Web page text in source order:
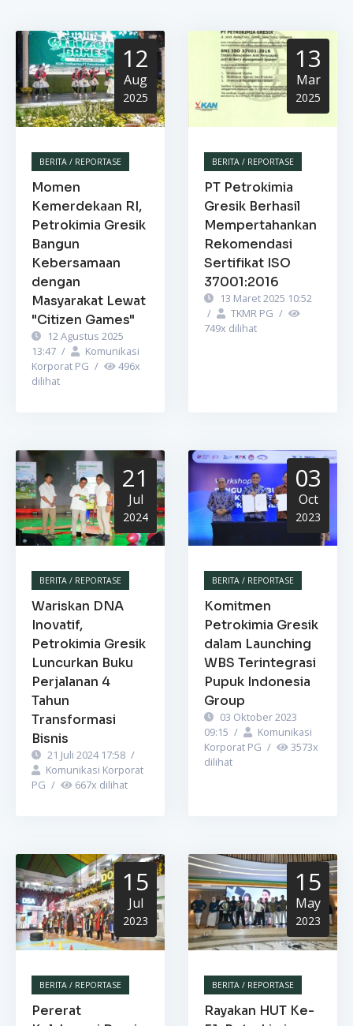
12
Aug
2025
BERITA / REPORTASE
Momen
Kemerdekaan RI,
Petrokimia Gresik
Bangun
Kebersamaan
dengan
Masyarakat Lewat
"Citizen Games"
12 Agustus 2025
13:47 /
Komunikasi
Korporat PG / 496x
dilihat
13
Mar
2025
BERITA / REPORTASE
PT Petrokimia
Gresik Berhasil
Mempertahankan
Rekomendasi
Sertifikat ISO
37001:2016
13 Maret 2025 10:52
/
TKMR PG /
749x dilihat
21
Jul
2024
BERITA / REPORTASE
Wariskan DNA
Inovatif,
Petrokimia Gresik
Luncurkan Buku
Perjalanan 4
Tahun
Transformasi
Bisnis
21 Juli 2024 17:58 /
Komunikasi Korporat
PG / 667x dilihat
03
Oct
2023
BERITA / REPORTASE
Komitmen
Petrokimia Gresik
dalam Launching
WBS Terintegrasi
Pupuk Indonesia
Group
03 Oktober 2023
09:15 /
Komunikasi
Korporat PG / 3573x
dilihat
15
Jul
2023
BERITA / REPORTASE
Pererat
15
May
2023
BERITA / REPORTASE
Rayakan HUT Ke-